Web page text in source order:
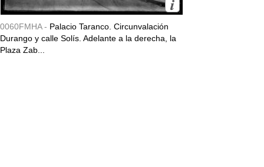
0060FMHA - Palacio Taranco. Circunvalación
Durango y calle Solís. Adelante a la derecha, la
Plaza Zab...